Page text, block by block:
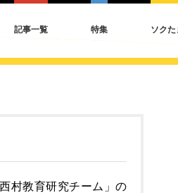
村教育研究チーム」の
記事一覧 特集 ソク